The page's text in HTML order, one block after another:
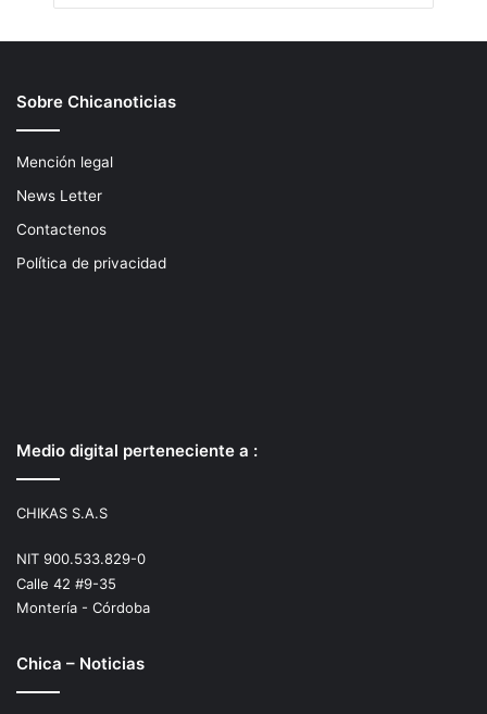
Sobre Chicanoticias
Mención legal
News Letter
Contactenos
Política de privacidad
Medio digital perteneciente a :
CHIKAS S.A.S
NIT 900.533.829-0
Calle 42 #9-35
Montería - Córdoba
Chica – Noticias